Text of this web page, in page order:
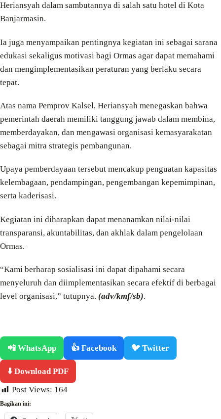
Heriansyah dalam sambutannya di salah satu hotel di Kota
Banjarmasin.
Ia juga menyampaikan pentingnya kegiatan ini sebagai sarana
edukasi sekaligus motivasi bagi Ormas agar dapat memahami
dan mengimplementasikan peraturan yang berlaku secara
tepat.
Atas nama Pemprov Kalsel, Heriansyah menegaskan bahwa
pemerintah daerah memiliki tanggung jawab dalam membina,
memberdayakan, dan mengawasi organisasi kemasyarakatan
sebagai mitra strategis pembangunan.
Upaya pemberdayaan tersebut mencakup penguatan kapasitas
kelembagaan, pendampingan, pengembangan kepemimpinan,
serta kaderisasi.
Kegiatan ini diharapkan dapat menanamkan nilai-nilai
transparansi, akuntabilitas, dan akhlak dalam pengelolaan
Ormas.
“Kami berharap sosialisasi ini dapat dipahami secara
menyeluruh dan diimplementasikan secara efektif di berbagai
level organisasi,” tutupnya. (adv/kmf/sb).
📲 WhatsApp 👍 Facebook 🐦 Twitter
⬇️ Download PDF
Post Views: 164
Bagikan ini: